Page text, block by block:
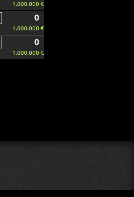
1.000.000 €
0
1.000.000 €
0
1.000.000 €